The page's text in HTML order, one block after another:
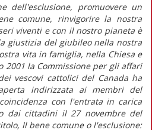
dell'esclusione, promuovere un
comune, rinvigorire la nostra
viventi e con il nostro pianeta è
giustizia del giubileo nella nostra
vita in famiglia, nella Chiesa e
2001 la Commissione per gli affari
vescovi cattolici del Canada ha
indirizzata ai membri del
con l'entrata in carica
dai cittadini il 27 novembre del
Il bene comune o l'esclusione: